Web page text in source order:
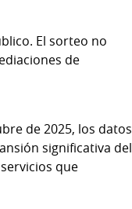
El sorteo no
de
de 2025, los datos
significativa del
que